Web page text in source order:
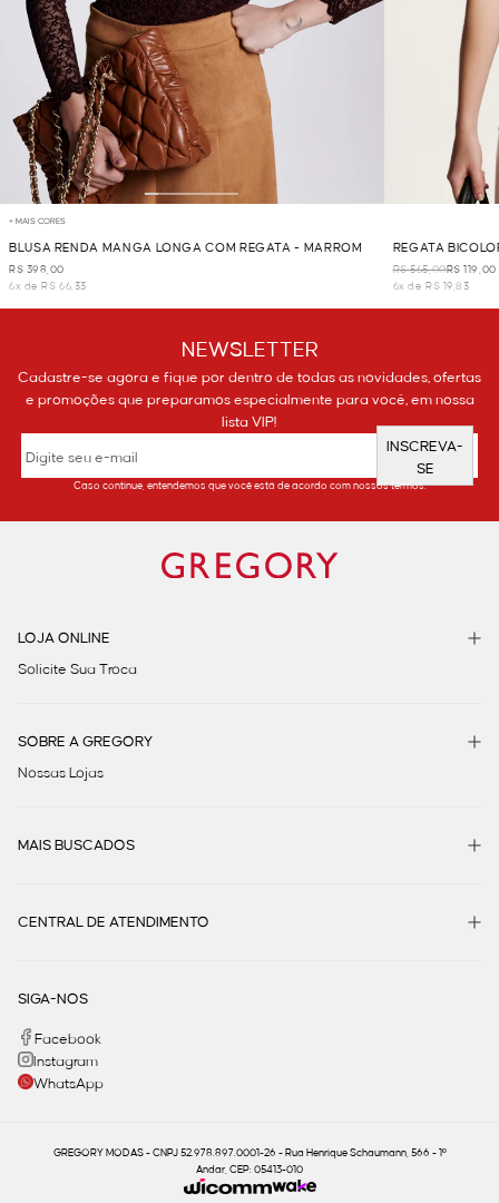
+ MAIS CORES
BLUSA RENDA MANGA LONGA COM REGATA - MARROM
R$ 398,00
6x de R$ 66,33
REGATA
R$ 565,00R$ 119,00
6x de R$ 19,83
NEWSLETTER
Cadastre-se agora e fique por dentro de todas as novidades, ofertas
e promoções que preparamos especialmente para você, em nossa
lista VIP!
INSCREVA-
SE
Caso continue, entendemos que você está de acordo com nossos termos.
LOJA ONLINE
Solicite Sua Troca
SOBRE A GREGORY
Nossas Lojas
MAIS BUSCADOS
CENTRAL DE ATENDIMENTO
SIGA-NOS
Facebook
Instagram
WhatsApp
GREGORY MODAS - CNPJ 52.978.897.0001-26 - Rua Henrique Schaumann, 566 - 1º
Andar, CEP: 05413-010